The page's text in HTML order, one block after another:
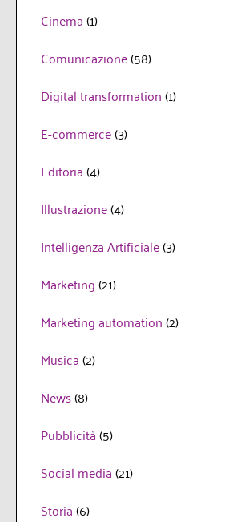
Cinema(1)
Comunicazione(58)
Digital transformation(1)
E-commerce(3)
Editoria(4)
Illustrazione(4)
Intelligenza Artificiale(3)
Marketing(21)
Marketing automation(2)
Musica(2)
News(8)
Pubblicità(5)
Social media(21)
Storia(6)